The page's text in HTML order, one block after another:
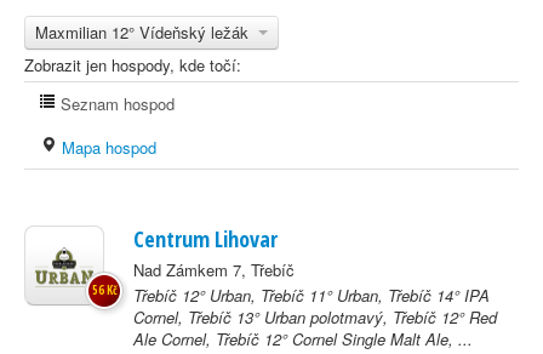
Maxmilian 12° Vídeňský ležák
Zobrazit jen hospody, kde točí:
Seznam hospod
Mapa hospod
Centrum Lihovar
Nad Zámkem 7, Třebíč
Třebíč 12° Urban, Třebíč 11° Urban, Třebíč 14° IPA
Cornel, Třebíč 13° Urban polotmavý, Třebíč 12° Red
Ale Cornel, Třebíč 12° Cornel Single Malt Ale, ...
56 Kč